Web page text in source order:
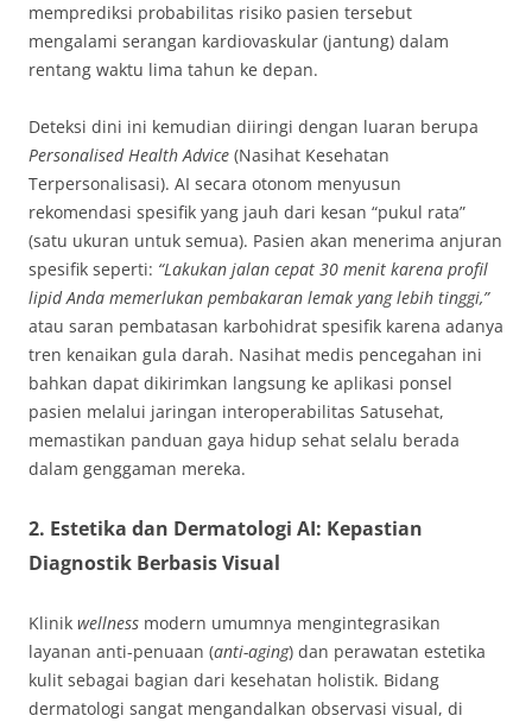
memprediksi probabilitas risiko pasien tersebut
mengalami serangan kardiovaskular (jantung) dalam
rentang waktu lima tahun ke depan.
Deteksi dini ini kemudian diiringi dengan luaran berupa
Personalised Health Advice (Nasihat Kesehatan
Terpersonalisasi). AI secara otonom menyusun
rekomendasi spesifik yang jauh dari kesan “pukul rata”
(satu ukuran untuk semua). Pasien akan menerima anjuran
spesifik seperti: “Lakukan jalan cepat 30 menit karena profil
lipid Anda memerlukan pembakaran lemak yang lebih tinggi,”
atau saran pembatasan karbohidrat spesifik karena adanya
tren kenaikan gula darah. Nasihat medis pencegahan ini
bahkan dapat dikirimkan langsung ke aplikasi ponsel
pasien melalui jaringan interoperabilitas Satusehat,
memastikan panduan gaya hidup sehat selalu berada
dalam genggaman mereka.
2. Estetika dan Dermatologi AI: Kepastian
Diagnostik Berbasis Visual
Klinik wellness modern umumnya mengintegrasikan
layanan anti-penuaan (anti-aging) dan perawatan estetika
kulit sebagai bagian dari kesehatan holistik. Bidang
dermatologi sangat mengandalkan observasi visual, di